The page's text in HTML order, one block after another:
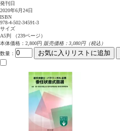
発刊日
2020年6月24日
ISBN
978-4-502-34591-3
サイズ
A5判 （239ページ）
本体価格：2,800円 販売価格：3,080円（税込）
数量 ： お気に入りリストに追加